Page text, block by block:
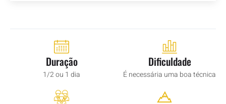
Duração
1/2 ou 1 dia
Dificuldade
É necessária uma boa técnica